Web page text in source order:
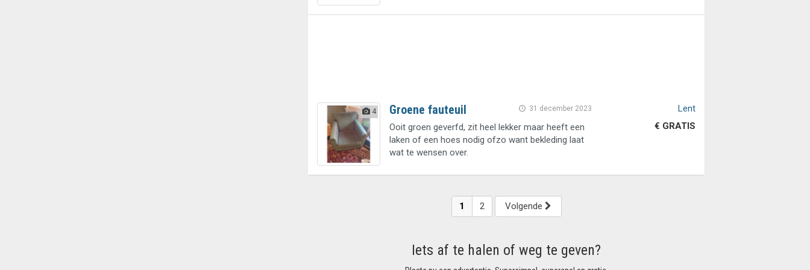
4 31 december 2023
Groene fauteuil
Ooit groen geverfd, zit heel lekker maar heeft een
laken of een hoes nodig ofzo want bekleding laat
wat te wensen over.
Lent
€ GRATIS
1 2 Volgende
Iets af te halen of weg te geven?